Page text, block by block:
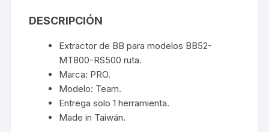
DESCRIPCIÓN
Extractor de BB para modelos BB52-
MT800-RS500 ruta.
Marca: PRO.
Modelo: Team.
Entrega solo 1 herramienta.
Made in Taiwán.